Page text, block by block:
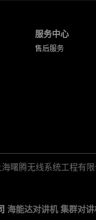
服务中心
售后服务
曙腾无线系统工程有限
海能达对讲机 集群对讲